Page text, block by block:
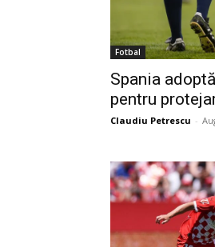
Fotbal
Spania
pentru
Claudiu Petrescu -